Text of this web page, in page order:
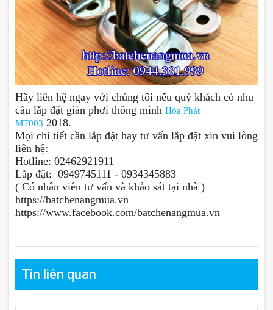
Hãy liên hệ ngay với chúng tôi nếu quý khách có nhu
cầu lắp đặt giàn phơi thông minh Hòa Phát
MT003 2018.
Mọi chi tiết cần lắp đặt hay tư vấn lắp đặt xin vui lòng
liên hệ:
Hotline: 02462921911
Lắp đặt: 0949745111 - 0934345883
( Có nhân viên tư vấn và khảo sát tại nhà )
https://batchenangmua.vn
https://www.facebook.com/batchenangmua.vn
Tin liên quan